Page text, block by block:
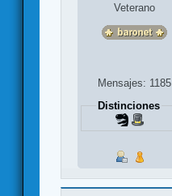
Veterano
Mensajes: 1185
Distinciones